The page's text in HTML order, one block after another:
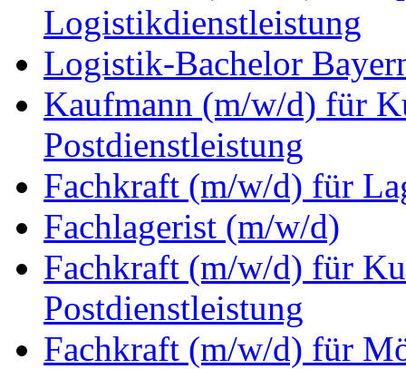
Logistikdienstleistung
Logistik-Bachelor
Kaufmann (m/w/d) für
Postdienstleistung
Fachkraft (m/w/d) für
Fachlagerist (m/w/d)
Fachkraft (m/w/d) für
Postdienstleistung
Fachkraft (m/w/d) für